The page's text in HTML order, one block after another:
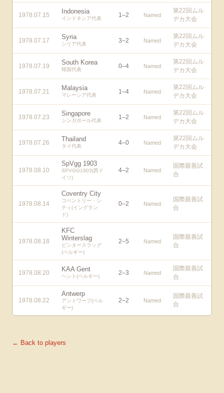
1978.07.15 Indonesia
インドネシア代表 1–2 Named
第22回ムル
デカ大会
1978.07.17 Syria
シリア代表 3–2 Named
第22回ムル
デカ大会
1978.07.19 South Korea
韓国代表 0–4 Named
第22回ムル
デカ大会
1978.07.21 Malaysia
マレーシア代表 1–4 Named
第22回ムル
デカ大会
1978.07.23 Singapore
シンガポール代表 1–2 Named
第22回ムル
デカ大会
1978.07.26 Thailand
タイ代表 4–0 Named
第22回ムル
デカ大会
1978.08.10
SpVgg 1903
SPVGG1903(西ド
イツ)
4–2 Named
国際親善試
合
1978.08.14
Coventry City
コベントリー・シ
ティ(イングラン
ド)
0–2 Named
国際親善試
合
1978.08.18
KFC
Winterslag
ビンタースラッグ
(ベルギー)
2–5 Named
国際親善試
合
1978.08.20 KAA Gent
ヘント(ベルギー) 2–3 Named
国際親善試
合
1978.08.22
Antwerp
アントワープ(ベル
ギー)
2–2 Named
国際親善試
合
← Back to players